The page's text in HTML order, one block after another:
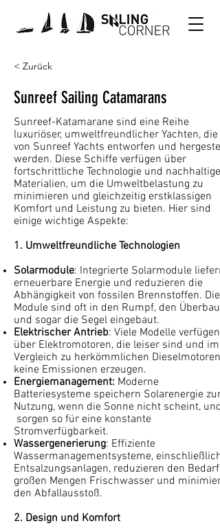
< Zurück
Sunreef Sailing Catamarans
Sunreef-Katamarane sind eine Reihe
luxuriöser, umweltfreundlicher Yachten, die
von Sunreef Yachts entworfen und
werden. Diese Schiffe verfügen über
fortschrittliche Technologie und nachhaltige
Materialien, um die Umweltbelastung zu
minimieren und gleichzeitig erstklassigen
Komfort und Leistung zu bieten. Hier sind
einige wichtige Aspekte:
1. Umweltfreundliche Technologien
Solarmodule: Integrierte Solarmodule liefern
erneuerbare Energie und reduzieren die
Abhängigkeit von fossilen Brennstoffen.
Module sind oft in den Rumpf, den Überbau
und sogar die Segel eingebaut.
Elektrischer Antrieb: Viele Modelle verfügen
über Elektromotoren, die leiser sind und im
Vergleich zu herkömmlichen Dieselmotoren
keine Emissionen erzeugen.
Energiemanagement: Moderne
Batteriesysteme speichern Solarenergie zur
Nutzung, wenn die Sonne nicht scheint, und
sorgen so für eine konstante
Stromverfügbarkeit.
Wassergenerierung: Effiziente
Wassermanagementsysteme, einschließlich
Entsalzungsanlagen, reduzieren den Bedarf
großen Mengen Frischwasser und
den Abfallausstoß.
2. Design und Komfort